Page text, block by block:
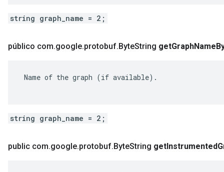
string graph_name = 2;
público com.google.protobuf.ByteString getGraphName
Name of the graph (if available).
string graph_name = 2;
public com.google.protobuf.ByteString getInstrumented